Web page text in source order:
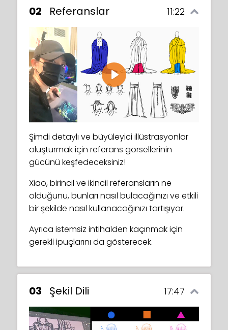
02 Referanslar 11:22
Play
Şimdi detaylı ve büyüleyici illüstrasyonlar
oluşturmak için referans görsellerinin
gücünü keşfedeceksiniz!
Xiao, birincil ve ikincil referansların ne
olduğunu, bunları nasıl bulacağınızı ve etkili
bir şekilde nasıl kullanacağınızı tartışıyor.
Ayrıca istemsiz intihalden kaçınmak için
gerekli ipuçlarını da gösterecek.
03 Şekil Dili 17:47